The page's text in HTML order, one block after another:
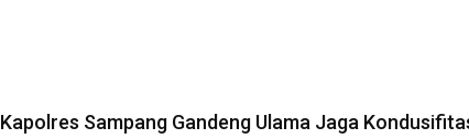
Kapolres Sampang Gandeng Ulama Jaga